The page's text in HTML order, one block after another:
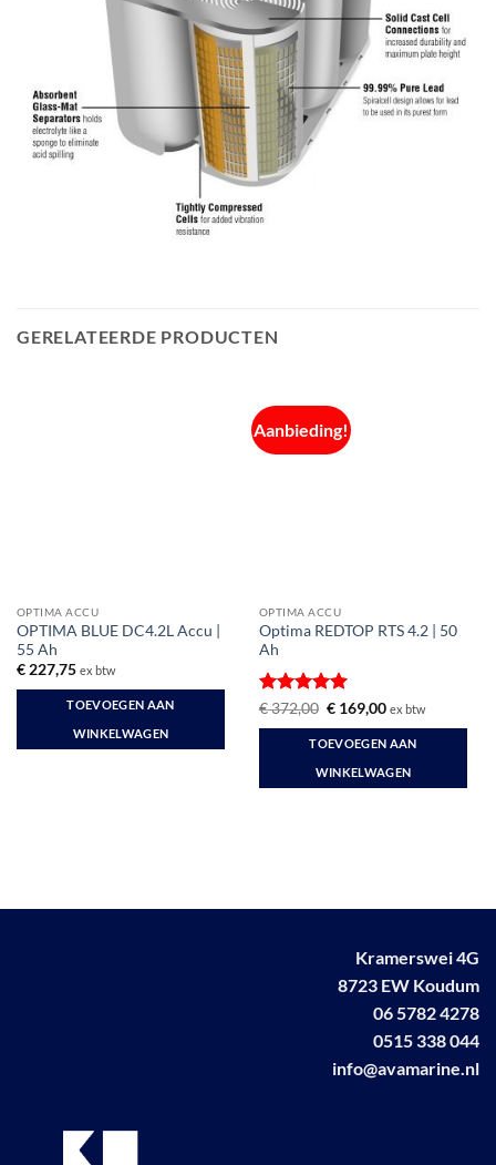
GERELATEERDE PRODUCTEN
OPTIMA ACCU
OPTIMA BLUE DC4.2L Accu |
55 Ah
€227,75 ex btw
TOEVOEGEN AAN
WINKELWAGEN
Aanbieding!
OPTIMA ACCU
Optima REDTOP RTS 4.2 | 50
Ah
Gewaardeerd
5uit 5
€372,00 Oorspronkelijke
was:
€ 372,00.
€169,00Huidige
is:
€ 169,00.
ex btw
TOEVOEGEN AAN
WINKELWAGEN
Kramerswei 4G
8723 EW Koudum
06 5782 4278
0515 338 044
info@avamarine.nl